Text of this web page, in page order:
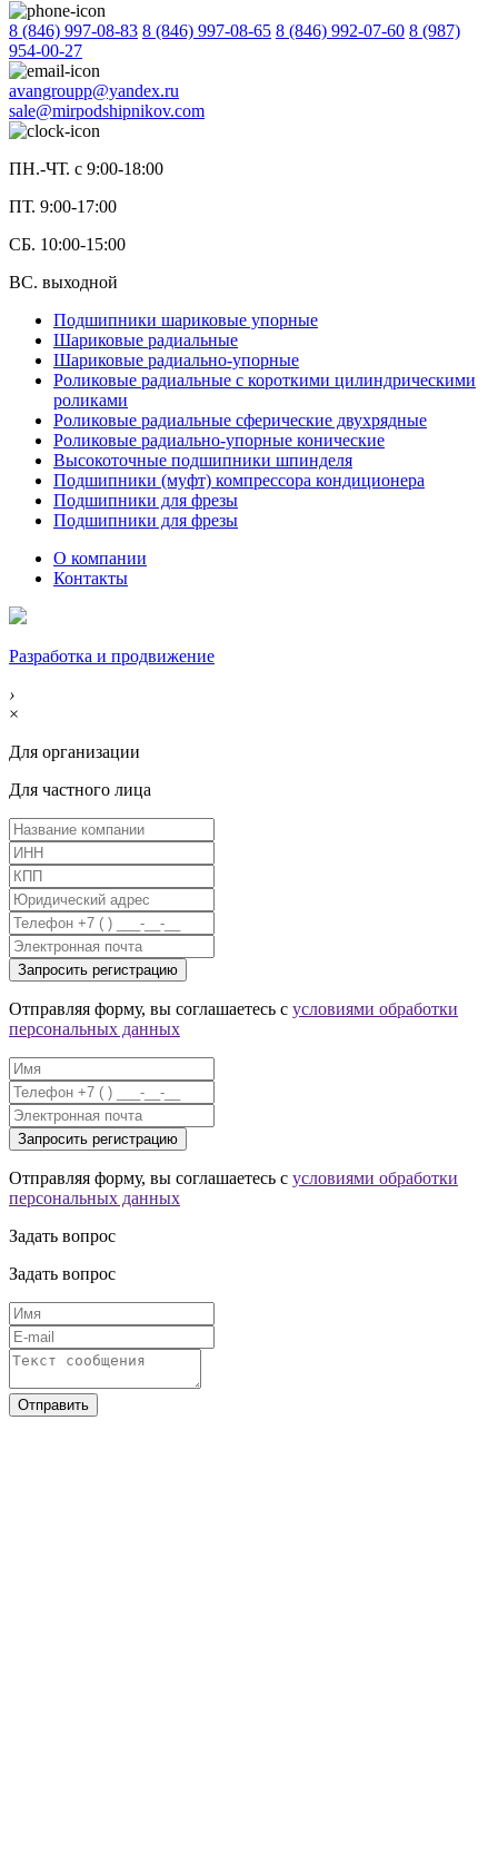
8 (846) 997-08-83 8 (846) 997-08-65 8 (846) 992-07-60 8 (987)
954-00-27
avangroupp@yandex.ru
sale@mirpodshipnikov.com
ПН.-ЧТ. с 9:00-18:00
ПТ. 9:00-17:00
СБ. 10:00-15:00
ВС. выходной
Подшипники шариковые упорные
Шариковые радиальные
Шариковые радиально-упорные
Роликовые радиальные с короткими цилиндрическими
роликами
Роликовые радиальные сферические двухрядные
Роликовые радиально-упорные конические
Высокоточные подшипники шпинделя
Подшипники (муфт) компрессора кондиционера
Подшипники для фрезы
Подшипники для фрезы
О компании
Контакты
Разработка и продвижение
›
×
Для организации
Для частного лица
Отправляя форму, вы соглашаетесь с условиями обработки
персональных данных
Отправляя форму, вы соглашаетесь с условиями обработки
персональных данных
Задать вопрос
Задать вопрос
Отправить